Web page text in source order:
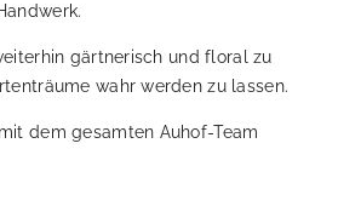
gärtnerisch und floral zu
wahr werden zu lassen.
dem gesamten Auhof-Team